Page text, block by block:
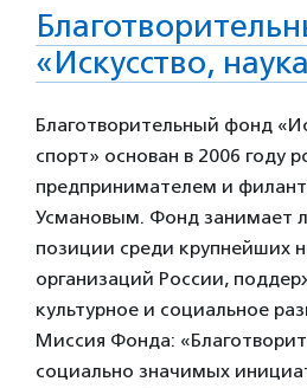
«Искусство,
Благотворительный фонд
спорт» основан в 2006 году
предпринимателем и
Усмановым. Фонд занимает
позиции среди крупнейших
организаций России,
культурное и социальное
Миссия Фонда:
социально значимых